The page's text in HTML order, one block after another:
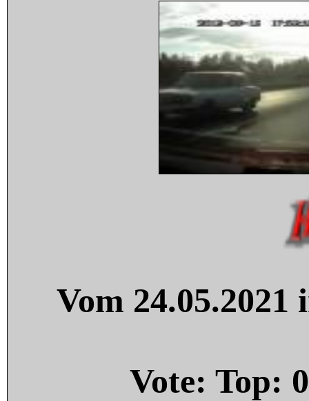
Vom
Vote: Top: 0